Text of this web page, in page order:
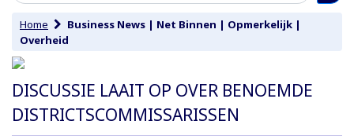
Home Business News | Net Binnen | Opmerkelijk |
Overheid
DISCUSSIE LAAIT OP OVER BENOEMDE
DISTRICTSCOMMISSARISSEN